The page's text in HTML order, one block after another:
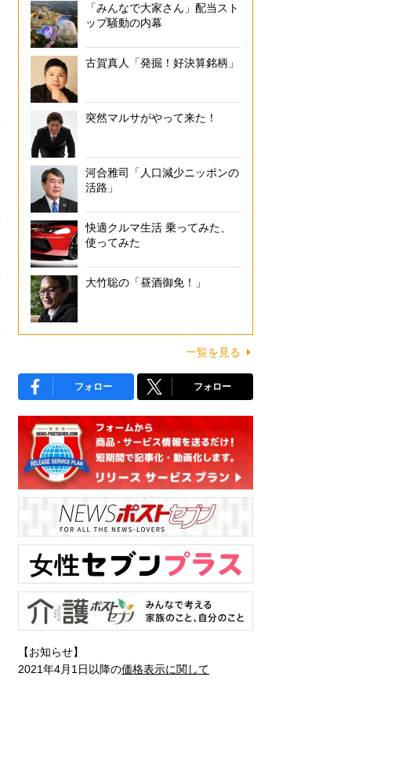
「みんなで大家さん」配当スト
ップ騒動の内幕
古賀真人「発掘！好決算銘柄」
突然マルサがやって来た！
河合雅司「人口減少ニッポンの
活路」
快適クルマ生活 乗ってみた、
使ってみた
大竹聡の「昼酒御免！」
一覧を見る
フォロー フォロー
【お知らせ】
2021年4月1日以降の価格表示に関して